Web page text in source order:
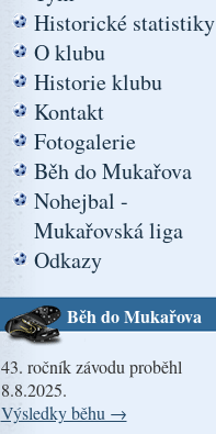
Historické statistiky
O klubu
Historie klubu
Kontakt
Fotogalerie
Běh do Mukařova
Nohejbal -
Mukařovská liga
Odkazy
Běh do Mukařova
43. ročník závodu proběhl
8.8.2025.
Výsledky běhu →